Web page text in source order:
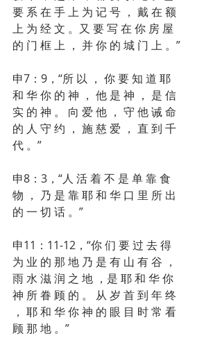
要 系 在 手 上 为 记 号 ， 戴 在 额
上 为 经 文 。又 要 写 在 你 房 屋
的 门 框 上 ， 并 你 的 城 门 上 。”
申7：9，“所 以 ， 你 要 知 道 耶
和 华 你 的 神 ， 他 是 神 ， 是 信
实 的 神 。 向 爱 他 ， 守 他 诫 命
的 人 守 约 ， 施 慈 爱 ， 直 到 千
代 。”
申8：3，“人 活 着 不 是 单 靠 食
物 ， 乃 是 靠 耶 和 华 口 里 所 出
的 一 切 话 。”
申11：11-12，“你 们 要 过 去 得
为 业 的 那 地 乃 是 有 山 有 谷 ，
雨 水 滋 润 之 地 ，是 耶 和 华 你
神 所 眷 顾 的 。 从 岁 首 到 年 终
， 耶 和 华 你 神 的 眼 目 时 常 看
顾 那 地 。”